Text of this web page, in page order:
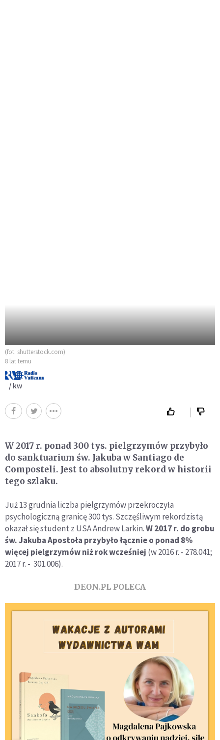
(fot. shutterstock.com)
8 lat temu
/ kw
W 2017 r. ponad 300 tys. pielgrzymów przybyło
do sanktuarium św. Jakuba w Santiago de
Composteli. Jest to absolutny rekord w historii
tego szlaku.
Już 13 grudnia liczba pielgrzymów przekroczyła
psychologiczną granicę 300 tys. Szczęśliwym rekordzistą
okazał się student z USA Andrew Larkin.W 2017 r. do grobu
św. Jakuba Apostoła przybyło łącznie o ponad 8%
więcej pielgrzymów niż rok wcześniej (w 2016 r. - 278.041;
2017 r. - 301.006).
DEON.PL POLECA